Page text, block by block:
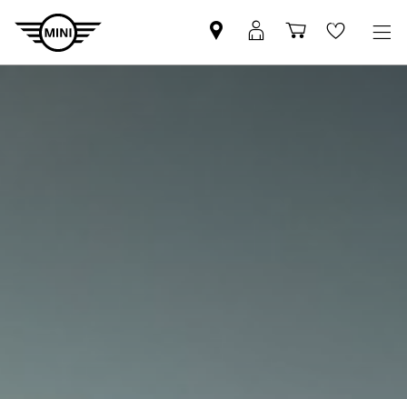
Znajdź
Partnera
Logowanie
MyMini
KoszykWishlist